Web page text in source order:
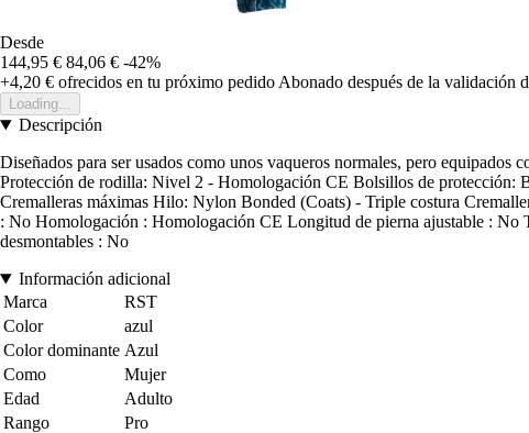
Desde
144,95 € 84,06 € -42%
+4,20 € ofrecidos en tu próximo pedido Abonado después de la validación
Loading...
Descripción
Diseñados para ser usados como unos vaqueros normales, pero
Protección de rodilla: Nivel 2 - Homologación CE Bolsillos de protección:
Cremalleras máximas Hilo: Nylon Bonded (Coats) - Triple costura
: No Homologación : Homologación CE Longitud de pierna ajustable : No
desmontables : No
Información adicional
Marca
RST
Color
azul
Color dominante Azul
Como
Mujer
Edad
Adulto
Rango
Pro